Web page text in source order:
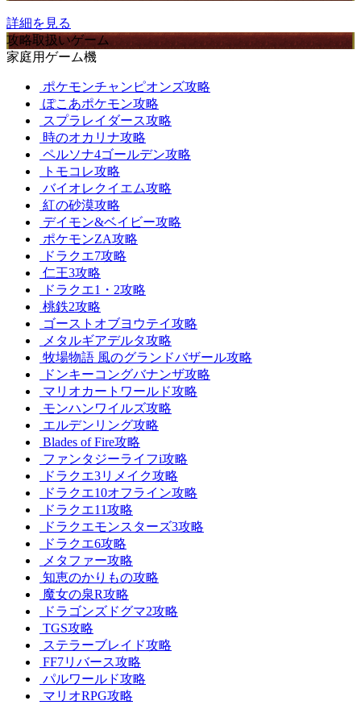
詳細を見る
攻略取扱いゲーム
家庭用ゲーム機
ポケモンチャンピオンズ攻略
ぽこあポケモン攻略
スプラレイダース攻略
時のオカリナ攻略
ペルソナ4ゴールデン攻略
トモコレ攻略
バイオレクイエム攻略
紅の砂漠攻略
デイモン&ベイビー攻略
ポケモンZA攻略
ドラクエ7攻略
仁王3攻略
ドラクエ1・2攻略
桃鉄2攻略
ゴーストオブヨウテイ攻略
メタルギアデルタ攻略
牧場物語 風のグランドバザール攻略
ドンキーコングバナンザ攻略
マリオカートワールド攻略
モンハンワイルズ攻略
エルデンリング攻略
Blades of Fire攻略
ファンタジーライフi攻略
ドラクエ3リメイク攻略
ドラクエ10オフライン攻略
ドラクエ11攻略
ドラクエモンスターズ3攻略
ドラクエ6攻略
メタファー攻略
知恵のかりもの攻略
魔女の泉R攻略
ドラゴンズドグマ2攻略
TGS攻略
ステラーブレイド攻略
FF7リバース攻略
パルワールド攻略
マリオRPG攻略